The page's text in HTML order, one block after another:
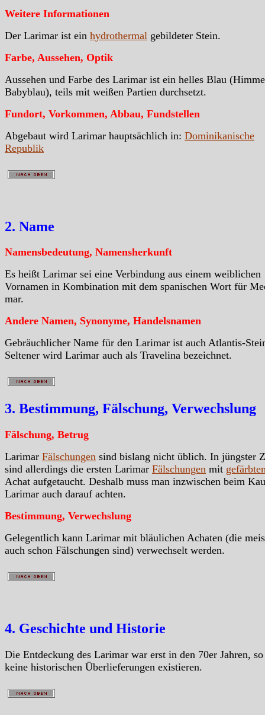
Weitere Informationen
Der Larimar ist ein hydrothermal gebildeter Stein.
Farbe, Aussehen, Optik
Aussehen und Farbe des Larimar ist ein helles Blau
Babyblau), teils mit weißen Partien durchsetzt.
Fundort, Vorkommen, Abbau, Fundstellen
Abgebaut wird Larimar hauptsächlich in: Dominikanische
Republik
2. Name
Namensbedeutung, Namensherkunft
Es heißt Larimar sei eine Verbindung aus einem weiblichen
Vornamen in Kombination mit dem spanischen Wort für
mar.
Andere Namen, Synonyme, Handelsnamen
Gebräuchlicher Name für den Larimar ist auch Atlantis-
Seltener wird Larimar auch als Travelina bezeichnet.
3. Bestimmung, Fälschung, Verwechslung
Fälschung, Betrug
Larimar Fälschungen sind bislang nicht üblich. In jüngster
sind allerdings die ersten Larimar Fälschungen mit
Achat aufgetaucht. Deshalb muss man inzwischen beim
Larimar auch darauf achten.
Bestimmung, Verwechslung
Gelegentlich kann Larimar mit bläulichen Achaten (die
auch schon Fälschungen sind) verwechselt werden.
4. Geschichte und Historie
Die Entdeckung des Larimar war erst in den 70er Jahren, so
keine historischen Überlieferungen existieren.